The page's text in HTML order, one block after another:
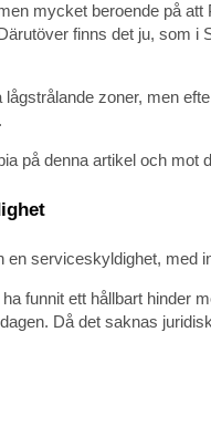
mycket beroende på
finns det ju, som
zoner, men
på denna artikel och
en serviceskyldighet, med
funnit ett hållbart hinder
Då det saknas